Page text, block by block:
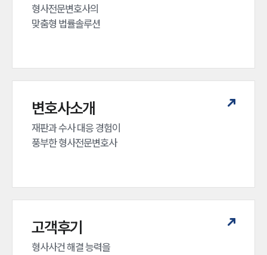
형사전문변호사의
맞춤형 법률솔루션
변호사소개
재판과 수사 대응 경험이
풍부한 형사전문변호사
고객후기
형사사건 해결 능력을